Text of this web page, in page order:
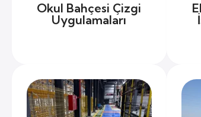
Okul Bahçesi Çizgi
Uygulamaları